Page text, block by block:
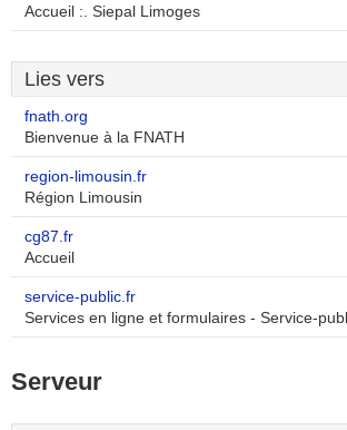
Accueil :. Siepal Limoges
Lies vers
fnath.org
Bienvenue à la FNATH
region-limousin.fr
Région Limousin
cg87.fr
Accueil
service-public.fr
Services en ligne et formulaires - Service-
Serveur